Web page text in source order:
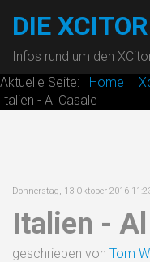
DIE
Infos rund um den
Aktuelle Seite:
Home
Italien - Al Casale
Donnerstag, 13 Oktober 2016
Italien -
geschrieben von Tom